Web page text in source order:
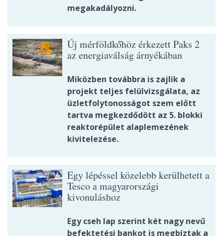
megakadályozni.
Új mérföldkőhöz érkezett Paks 2
az energiaválság árnyékában
Miközben továbbra is zajlik a
projekt teljes felülvizsgálata, az
üzletfolytonosságot szem előtt
tartva megkezdődött az 5. blokki
reaktorépület alaplemezének
kivitelezése.
Egy lépéssel közelebb kerülhetett a
Tesco a magyarországi
kivonuláshoz
Egy cseh lap szerint két nagy nevű
befektetési bankot is megbíztak a